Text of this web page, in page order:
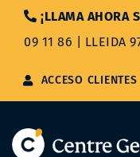
Saltar
contenido
¡LLAMA AHORA
09 11 86
LLEIDA
ACCESO CLIENTES